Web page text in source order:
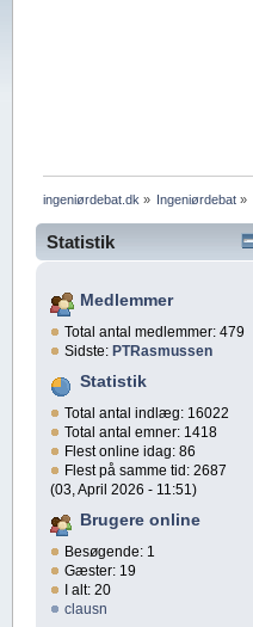
ingeniørdebat.dk » Ingeniørdebat »
Statistik
Medlemmer
Total antal medlemmer: 479
Sidste: PTRasmussen
Statistik
Total antal indlæg: 16022
Total antal emner: 1418
Flest online idag: 86
Flest på samme tid: 2687
(03, April 2026 - 11:51)
Brugere online
Besøgende: 1
Gæster: 19
I alt: 20
clausn